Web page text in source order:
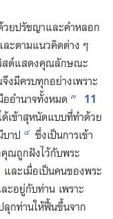
วย​ปรัชญา​และ​คำ​หลอก​
ะ​ตาม​แนว​คิด​ต่าง ๆ
สต์​แสดง​คุณลักษณะ​
ง​มี​ครบ​ทุก​อย่าง​เพราะ​
อ​อำนาจ​ทั้ง​หมด ๓
11
เข้า​สุหนัต​แบบ​ที่​ทำ​ด้วย​
าป ๔ ซึ่ง​เป็น​การ​เข้า​
ณ​ถูก​ฝัง​ไว้​กับ​พระ​
และ​เมื่อ​เป็น​คน​ของ​พระ​
ะ​อยู่​กับ​ท่าน เพราะ​
ลุก​ท่าน​ให้​ฟื้น​ขึ้น​จาก​